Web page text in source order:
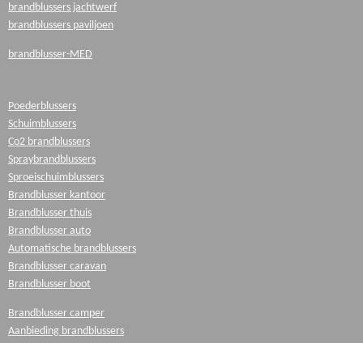
brandblussers jachtwerf
brandblussers paviljoen
brandblusser-MED
Poederblussers
Schuimblussers
Co2 brandblussers
Spraybrandblussers
Sproeischuimblussers
Brandblusser kantoor
Brandblusser thuis
Brandblusser auto
Automatische brandblussers
Brandblusser caravan
Brandblusser boot
Brandblusser camper
Aanbieding brandblussers